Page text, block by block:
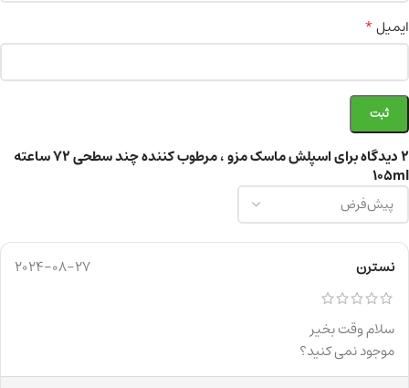
2 دیدگاه برای اسپلش ماسک مزو ، مرطوب کننده چند سطحی ۷۲ ساعته
105ml
نسترن 2024-08-27
سلام وقت بخیر
موجود نمی کنید؟
ایمیل*